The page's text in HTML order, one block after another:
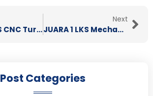
Juara 1 LKS CNC Turning Tahun 2022
Next
JUARA 1 LKS Mechanical Engineering CAD Tk. Kab. Banyumas Tahun 2023
Post Categories